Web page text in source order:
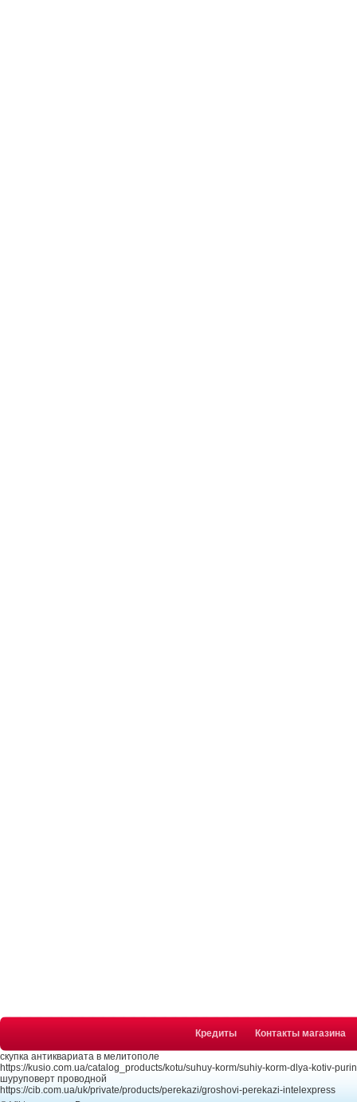
Кредиты Контакты магазина
скупка антиквариата в мелитополе
https://kusio.com.ua/catalog_products/kotu/suhuy-korm/suhiy-korm-dlya-kotiv-
шуруповерт проводной
https://cib.com.ua/uk/private/products/perekazi/groshovi-perekazi-intelexpress